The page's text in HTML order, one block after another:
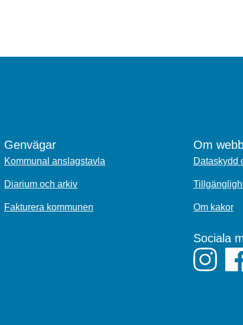
Genvägar
Kommunal anslagstavla
Diarium och arkiv
Fakturera kommunen
Om
Dataskydd
Om kakor
Sociala